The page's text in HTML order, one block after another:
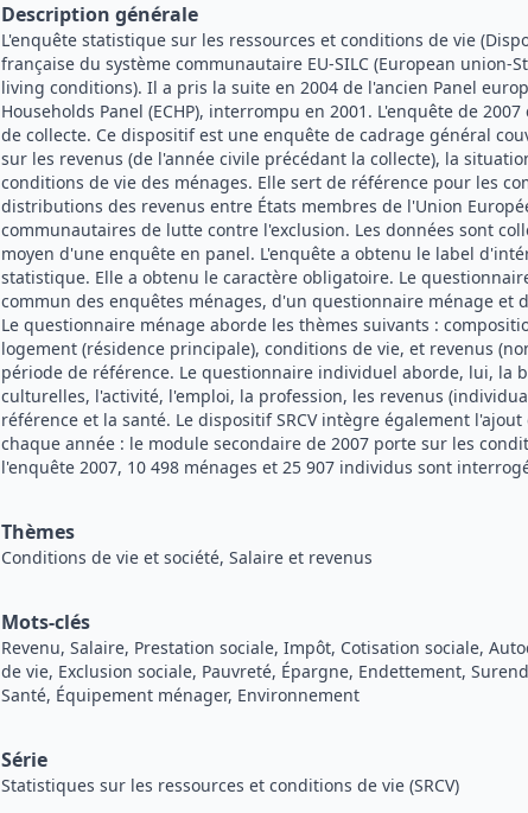
Description générale
L'enquête statistique sur les ressources et conditions de vie
française du système communautaire EU-SILC (European union-
living conditions). Il a pris la suite en 2004 de l'ancien Panel
Households Panel (ECHP), interrompu en 2001. L'enquête de
de collecte. Ce dispositif est une enquête de cadrage général
sur les revenus (de l'année civile précédant la collecte), la
conditions de vie des ménages. Elle sert de référence pour les
distributions des revenus entre États membres de l'Union
communautaires de lutte contre l'exclusion. Les données sont
moyen d'une enquête en panel. L'enquête a obtenu le label
statistique. Elle a obtenu le caractère obligatoire. Le
commun des enquêtes ménages, d'un questionnaire ménage et
Le questionnaire ménage aborde les thèmes suivants :
logement (résidence principale), conditions de vie, et revenus
période de référence. Le questionnaire individuel aborde, lui, la
culturelles, l'activité, l'emploi, la profession, les revenus
référence et la santé. Le dispositif SRCV intègre également
chaque année : le module secondaire de 2007 porte sur les
l'enquête 2007, 10 498 ménages et 25 907 individus sont
Thèmes
Conditions de vie et société, Salaire et revenus
Mots-clés
Revenu, Salaire, Prestation sociale, Impôt, Cotisation sociale,
de vie, Exclusion sociale, Pauvreté, Épargne, Endettement,
Santé, Équipement ménager, Environnement
Série
Statistiques sur les ressources et conditions de vie (SRCV)